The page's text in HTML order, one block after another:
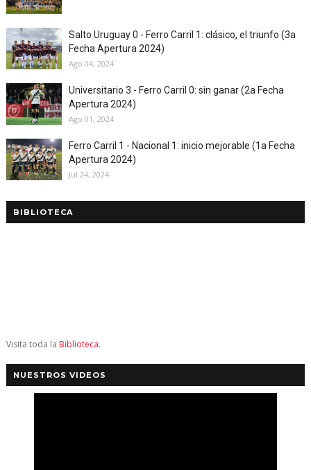
Salto Uruguay 0 - Ferro Carril 1: clásico, el triunfo (3a
Fecha Apertura 2024)
Ago 04, 2024
Universitario 3 - Ferro Carril 0: sin ganar (2a Fecha
Apertura 2024)
Ago 01, 2024
Ferro Carril 1 - Nacional 1: inicio mejorable (1a Fecha
Apertura 2024)
Jul 24, 2024
BIBLIOTECA
Visita toda la Biblioteca.
NUESTROS VIDEOS